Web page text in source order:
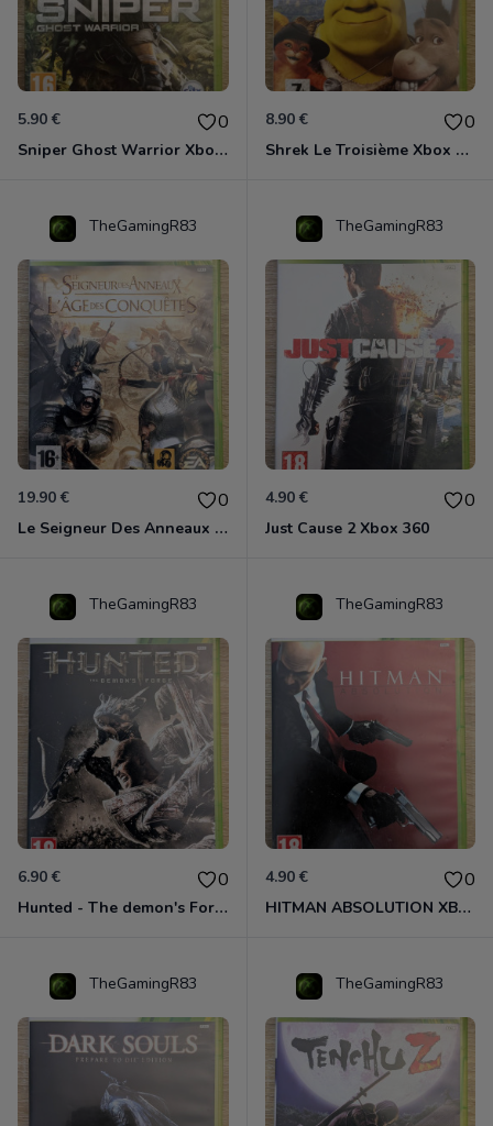
5.90 € 0
Sniper Ghost Warrior Xbox 360
8.90 € 0
Shrek Le Troisième Xbox 360
TheGamingR83
19.90 € 0
Le Seigneur Des Anneaux - L'âge Des Conquêtes Xbox 360
TheGamingR83
4.90 € 0
Just Cause 2 Xbox 360
TheGamingR83
6.90 € 0
Hunted - The demon's Forge Xbox 360 (Complet CIB)
TheGamingR83
4.90 € 0
HITMAN ABSOLUTION XBOX 360
TheGamingR83 TheGamingR83